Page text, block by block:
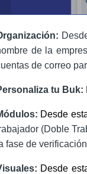
de la
de correo
tu Buk:
Desde
(Doble
fase de
Desde